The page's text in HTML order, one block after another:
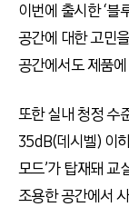
이번에 출시한 ‘블
공간에 대한 고민
공간에서도 제품
또한 실내 청정 수
35dB(데시벨) 이
모드’가 탑재돼 교
조용한 공간에서